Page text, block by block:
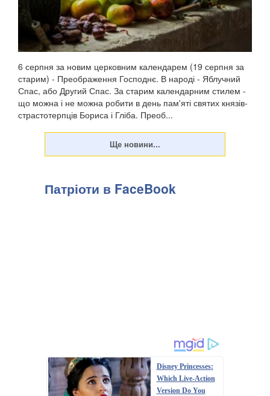
6 серпня за новим церковним календарем (19 серпня за
старим) - Преображення Господнє. В народі - Яблучний
Спас, або Другий Спас. За старим календарним стилем -
що можна і не можна робити в день пам'яті святих князів-
страстотерпців Бориса і Гліба. Преоб...
Патріоти в FaceBook
Disney Princesses:
Which Live-Action
Version Do You